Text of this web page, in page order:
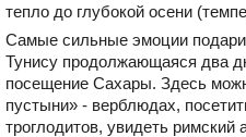
тепло до глубокой осени
Самые сильные эмоции
Тунису продолжающаяся два
посещение Сахары. Здесь
пустыни» - верблюдах,
троглодитов, увидеть